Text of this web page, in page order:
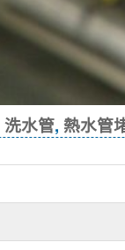
洗水管, 熱水管